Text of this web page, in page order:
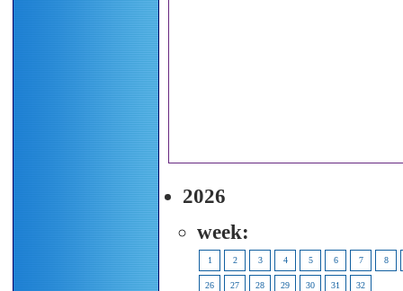
2026
week:
1 2 3 4 5 6 7 8
26 27 28 29 30 31 32